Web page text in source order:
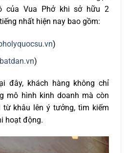
của Vua Phở khi sở hữu 2
nhất hiện nay bao gồm:
)
)
đây, khách hàng không chỉ
mô hình kinh doanh mà còn
khâu lên ý tưởng, tìm kiếm
hoạt động.